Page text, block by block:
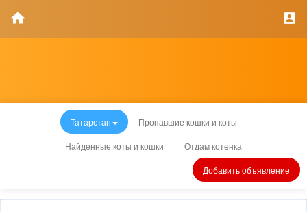
Татарстан Пропавшие кошки и коты
Найденные коты и кошки Отдам котенка
Добавить объявление